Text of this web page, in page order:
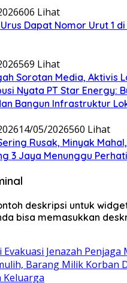
606 Lihat
Dapat Nomor Urut 1
569 Lihat
Sorotan Media, Aktivis
Nyata PT Star Energy:
Bangun Infrastruktur
14/05/2026560 Lihat
Rusak, Minyak
3 Jaya Menunggu
deskripsi untuk
bisa memasukkan